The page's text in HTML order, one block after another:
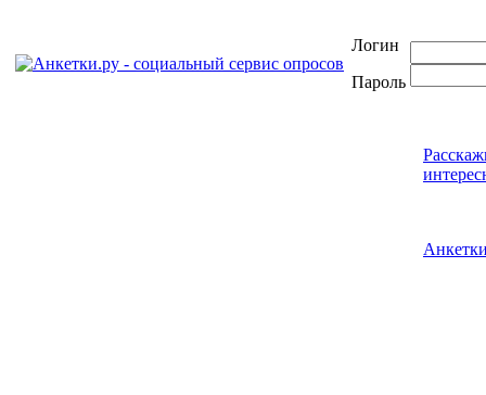
Логин
Пароль